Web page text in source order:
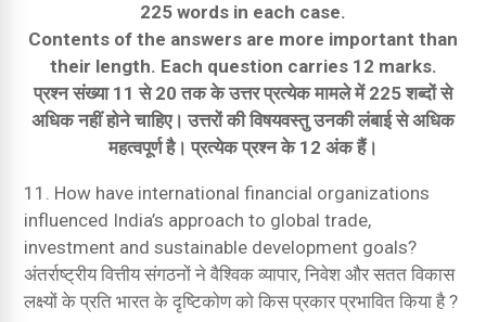
225 words in each case.
Contents of the answers are more important than
their length. Each question carries 12 marks.
प्रश्न संख्या 11 से 20 तक के उत्तर प्रत्येक मामले में 225 शब्दों से
अधिक नहीं होने चाहिए। उत्तरों की विषयवस्तु उनकी लंबाई से अधिक
महत्वपूर्ण है। प्रत्येक प्रश्न के 12 अंक हैं।
11. How have international financial organizations
influenced India’s approach to global trade,
investment and sustainable development goals?
अंतर्राष्ट्रीय वित्तीय संगठनों ने वैश्विक व्यापार, निवेश और सतत विकास
लक्ष्यों के प्रति भारत के दृष्टिकोण को किस प्रकार प्रभावित किया है ?